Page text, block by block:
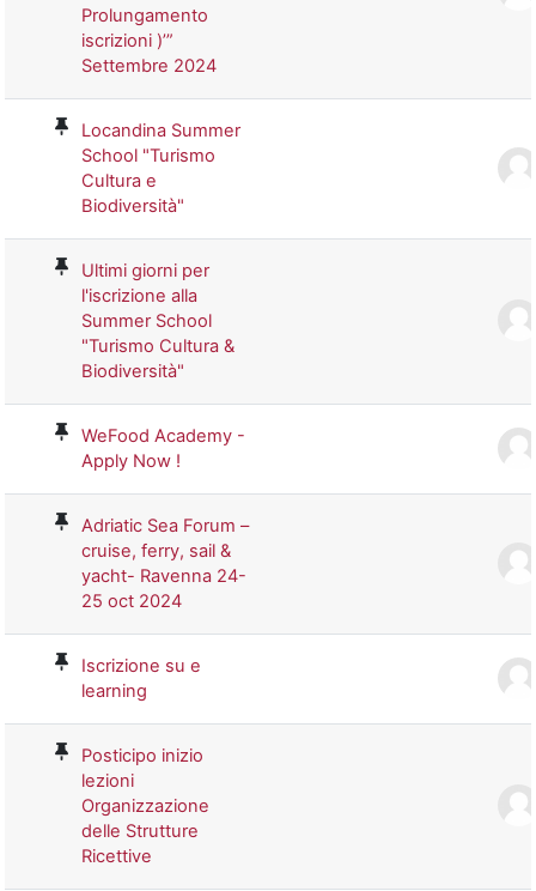
Prolungamento
iscrizioni )’”
Settembre 2024
Locandina Summer
School "Turismo
Cultura e
Biodiversità"
Ultimi giorni per
l'iscrizione alla
Summer School
"Turismo Cultura &
Biodiversità"
WeFood Academy -
Apply Now !
Adriatic Sea Forum –
cruise, ferry, sail &
yacht- Ravenna 24-
25 oct 2024
Iscrizione su e
learning
Posticipo inizio
lezioni
Organizzazione
delle Strutture
Ricettive